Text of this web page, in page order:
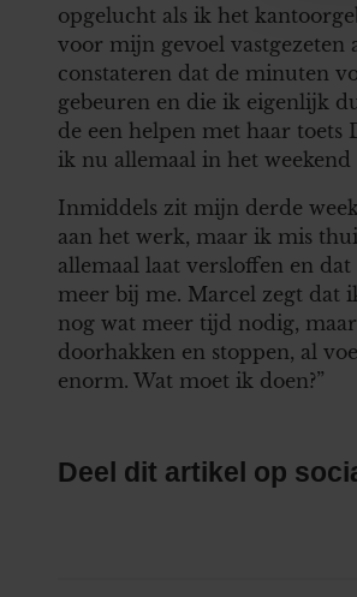
onze
opgelucht als ik het
voor mijn gevoel vastgezeten
constateren dat de minuten
gebeuren en die ik eigenlijk
de een helpen met haar toets
ik nu allemaal in het
Inmiddels zit mijn derde
aan het werk, maar ik mis
allemaal laat versloffen en
meer bij me. Marcel zegt dat
nog wat meer tijd nodig,
doorhakken en stoppen, al
enorm. Wat moet ik doen?”
Deel dit artikel op